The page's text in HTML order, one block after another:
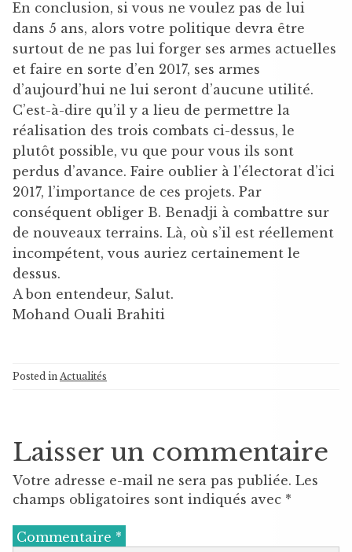
En conclusion, si vous ne voulez pas de lui
dans 5 ans, alors votre politique devra être
surtout de ne pas lui forger ses armes actuelles
et faire en sorte d’en 2017, ses armes
d’aujourd’hui ne lui seront d’aucune utilité.
C’est-à-dire qu’il y a lieu de permettre la
réalisation des trois combats ci-dessus, le
plutôt possible, vu que pour vous ils sont
perdus d’avance. Faire oublier à l’électorat d’ici
2017, l’importance de ces projets. Par
conséquent obliger B. Benadji à combattre sur
de nouveaux terrains. Là, où s’il est réellement
incompétent, vous auriez certainement le
dessus.
A bon entendeur, Salut.
Mohand Ouali Brahiti
Posted in Actualités
Laisser un commentaire
Votre adresse e-mail ne sera pas publiée. Les
champs obligatoires sont indiqués avec *
Commentaire *